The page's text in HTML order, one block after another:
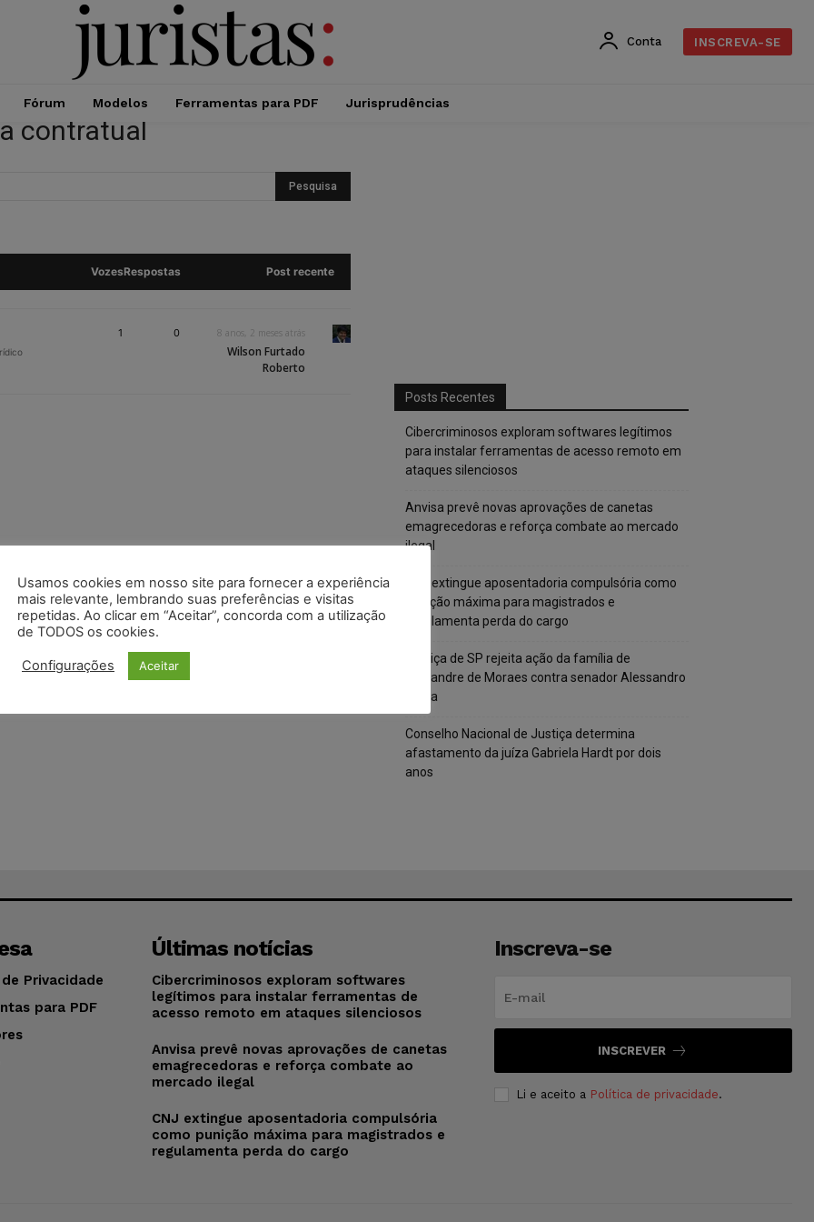
Conta INSCREVA-SE
Fórum Modelos Ferramentas para PDF Jurisprudências
contratual
VozesRespostas Post recente
1 0 8 anos, 2 meses atrás
Wilson Furtado
Roberto
Posts Recentes
Cibercriminosos exploram softwares legítimos
para instalar ferramentas de acesso remoto em
ataques silenciosos
Anvisa prevê novas aprovações de canetas
emagrecedoras e reforça combate ao mercado
ilegal
CNJ extingue aposentadoria compulsória como
punição máxima para magistrados e
regulamenta perda do cargo
Justiça de SP rejeita ação da família de
Alexandre de Moraes contra senador Alessandro
Vieira
Conselho Nacional de Justiça determina
afastamento da juíza Gabriela Hardt por dois
anos
Privacidade
para PDF
Últimas notícias
Cibercriminosos exploram softwares
legítimos para instalar ferramentas de
acesso remoto em ataques silenciosos
Anvisa prevê novas aprovações de canetas
emagrecedoras e reforça combate ao
mercado ilegal
CNJ extingue aposentadoria compulsória
como punição máxima para magistrados e
regulamenta perda do cargo
Inscreva-se
INSCREVER
Li e aceito a Política de privacidade.
Usamos cookies em nosso site para fornecer a experiência
mais relevante, lembrando suas preferências e visitas
repetidas. Ao clicar em “Aceitar”, concorda com a utilização
de TODOS os cookies.
Configurações Aceitar